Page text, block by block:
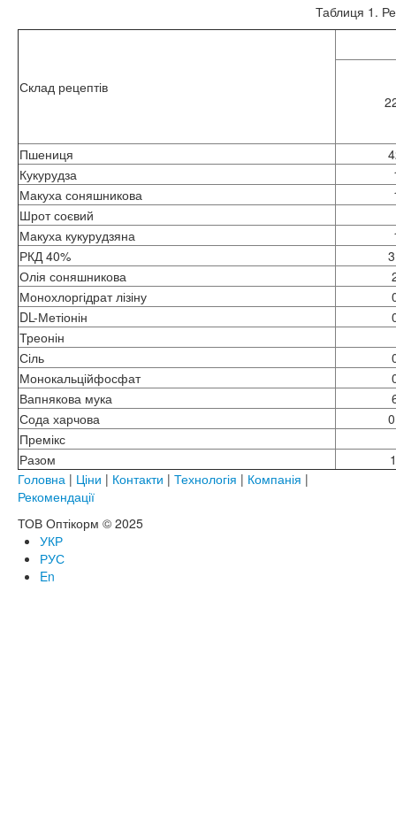
Таблиця 1.
Склад рецептів
Пшениця
Кукурудза
Макуха соняшникова
Шрот соєвий
Макуха кукурудзяна
РКД 40%
Олія соняшникова
Монохлоргідрат лізіну
DL-Метіонін
Треонін
Сіль
Монокальційфосфат
Вапнякова мука
Сода харчова
Премікс
Разом
Головна | Ціни | Контакти | Технологія | Компанія |
Рекомендації
ТОВ Оптікорм © 2025
УКР
РУС
En